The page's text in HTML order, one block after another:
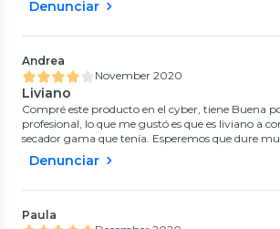
Denunciar
Andrea
November 2020
Liviano
Compré este producto en el cyber, tiene Buena
profesional, lo que me gustó es que es liviano a
secador gama que tenía. Esperemos que dure
Denunciar
Paula